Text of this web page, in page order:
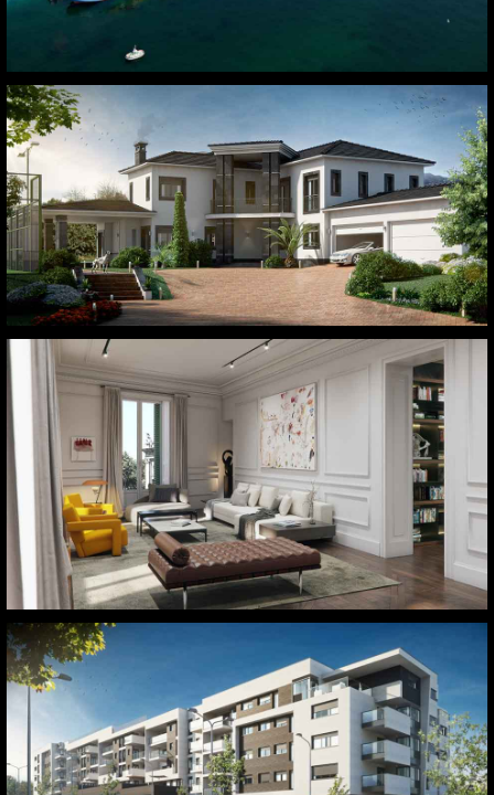
Toledo
Calle Alcalá – Madrid
Colmenar Viejo. Madrid